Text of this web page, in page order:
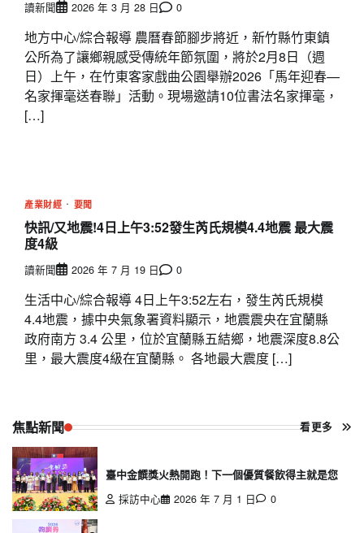
讀新聞 2026 年 3 月 28 日 0
地方中心/綜合報導 農曆春節腳步將近，新竹縣竹東鎮
公所為了讓鄉親感受傳統年節氛圍，將於2月8日（週
日）上午，在竹東客家戲曲公園舉辦2026「馬年迎春—
名家揮毫送春聯」活動。現場邀請10位書法名家揮毫，
[…]
產業財經 要聞
快訊/又地震!4日上午3:52發生芮氏規模4.4地震 最大震
度4級
讀新聞 2026 年 7 月 19 日 0
生活中心/綜合報導 4日上午3:52左右，發生芮氏規模
4.4地震，據中央氣象署資料顯示，地震震央在宜蘭縣
政府南方 3.4 公里，位於宜蘭縣五結鄉，地震深度8.8公
里，最大震度4級在宜蘭縣。 各地最大震度 […]
焦點新聞 看更多
臺中金饌獎火熱開跑！下一個優質餐飲得主就是您
採訪中心
2026 年 7 月 1 日 0